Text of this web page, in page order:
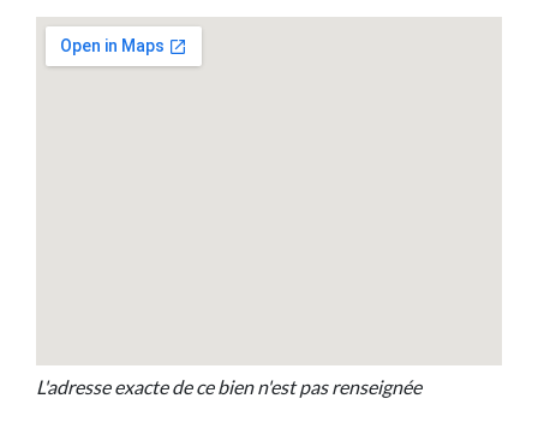
L'adresse exacte de ce bien n'est pas renseignée